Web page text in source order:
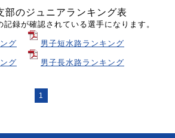
部のジュニアランキング表
録が確認されている選手になります。
グ 男子短水路ランキング
グ 男子長水路ランキング
1